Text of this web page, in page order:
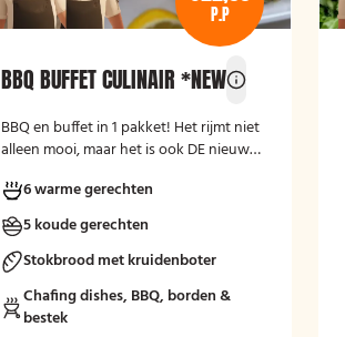
P.P
BBQ BUFFET CULINAIR *NEW
BBQ en buffet in 1 pakket! Het rijmt niet
alleen mooi, maar het is ook DE nieuwe
6 warme gerechten
5 koude gerechten
Stokbrood met kruidenboter
Chafing dishes, BBQ, borden &
bestek